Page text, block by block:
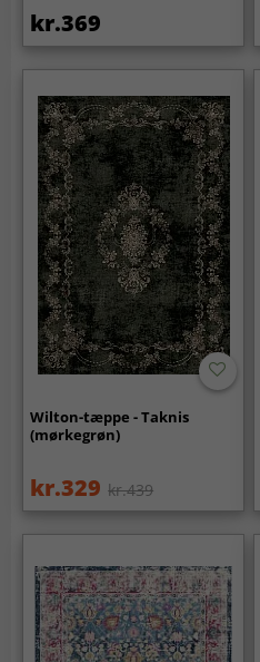
kr.369
Wilton-tæppe - Taknis
(mørkegrøn)
kr.329 kr.439